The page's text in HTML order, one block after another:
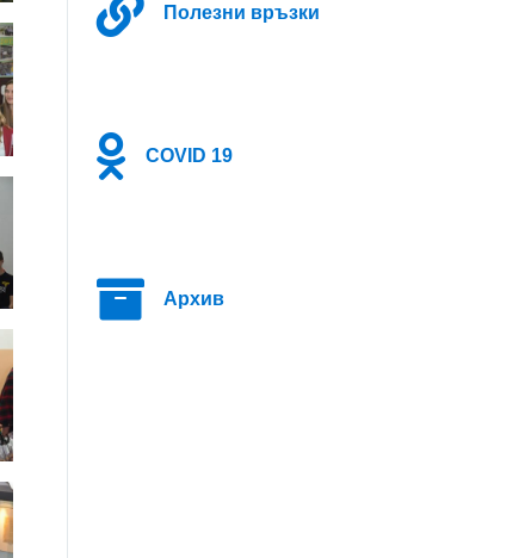
Полезни връзки
COVID 19
Архив